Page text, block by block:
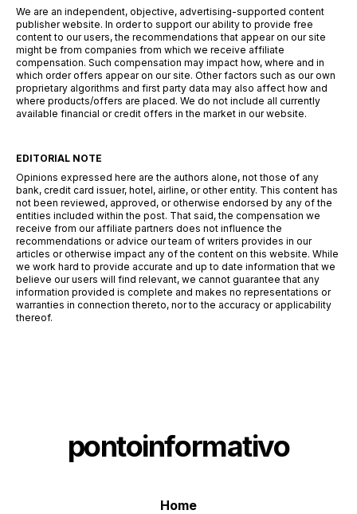
We are an independent, objective, advertising-supported content
publisher website. In order to support our ability to provide free
content to our users, the recommendations that appear on our site
might be from companies from which we receive affiliate
compensation. Such compensation may impact how, where and in
which order offers appear on our site. Other factors such as our own
proprietary algorithms and first party data may also affect how and
where products/offers are placed. We do not include all currently
available financial or credit offers in the market in our website.
EDITORIAL NOTE
Opinions expressed here are the authors alone, not those of any
bank, credit card issuer, hotel, airline, or other entity. This content has
not been reviewed, approved, or otherwise endorsed by any of the
entities included within the post. That said, the compensation we
receive from our affiliate partners does not influence the
recommendations or advice our team of writers provides in our
articles or otherwise impact any of the content on this website. While
we work hard to provide accurate and up to date information that we
believe our users will find relevant, we cannot guarantee that any
information provided is complete and makes no representations or
warranties in connection thereto, nor to the accuracy or applicability
thereof.
pontoinformativo
Home